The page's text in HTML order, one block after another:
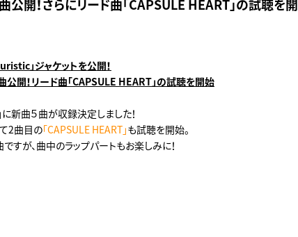
開！さらにリード曲「CAPSULE HEART」の試聴を開
」ジャケットを公開！
開！リード曲「CAPSULE HEART」の試聴を開始
新曲５曲が収録決定しました！
2曲目の「CAPSULE HEART」も試聴を開始。
が、曲中のラップパートもお楽しみに！